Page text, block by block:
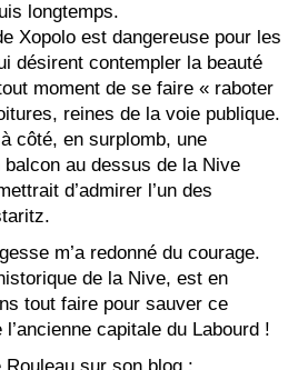
longtemps.
Xopolo est dangereuse pour les
désirent contempler la beauté
moment de se faire « raboter
reines de la voie publique.
côté, en surplomb, une
au dessus de la Nive
d’admirer l’un des
m’a redonné du courage.
de la Nive, est en
tout faire pour sauver ce
capitale du Labourd !